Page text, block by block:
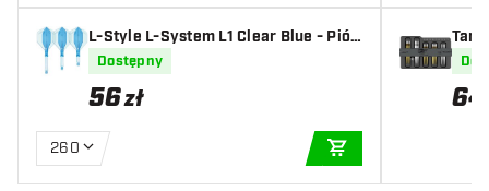
L-Style L-System L1 Clear Blue - Piór
ka do Darta
Dostępny
56zł
260
64